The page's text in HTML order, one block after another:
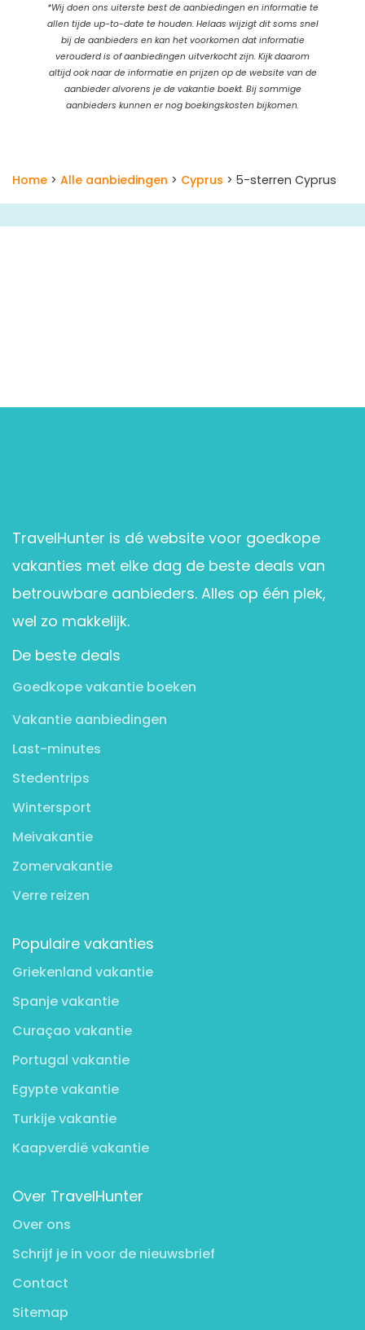
*Wij doen ons uiterste best de aanbiedingen en informatie te
allen tijde up-to-date te houden. Helaas wijzigt dit soms snel
bij de aanbieders en kan het voorkomen dat informatie
verouderd is of aanbiedingen uitverkocht zijn. Kijk daarom
altijd ook naar de informatie en prijzen op de website van de
aanbieder alvorens je de vakantie boekt. Bij sommige
aanbieders kunnen er nog boekingskosten bijkomen.
Home > Alle aanbiedingen > Cyprus > 5-sterren Cyprus
TravelHunter is dé website voor goedkope
vakanties met elke dag de beste deals van
betrouwbare aanbieders. Alles op één plek,
wel zo makkelijk.
De beste deals
Goedkope vakantie boeken
Vakantie aanbiedingen
Last-minutes
Stedentrips
Wintersport
Meivakantie
Zomervakantie
Verre reizen
Populaire vakanties
Griekenland vakantie
Spanje vakantie
Curaçao vakantie
Portugal vakantie
Egypte vakantie
Turkije vakantie
Kaapverdië vakantie
Over TravelHunter
Over ons
Schrijf je in voor de nieuwsbrief
Contact
Sitemap